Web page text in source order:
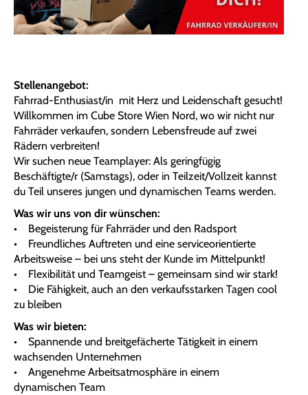
Stellenangebot:
Fahrrad-Enthusiast/in mit Herz und Leidenschaft gesucht!
Willkommen im Cube Store Wien Nord, wo wir nicht nur
Fahrräder verkaufen, sondern Lebensfreude auf zwei
Rädern verbreiten!
Wir suchen neue Teamplayer: Als geringfügig
Beschäftigte/r (Samstags), oder in Teilzeit/Vollzeit kannst
du Teil unseres jungen und dynamischen Teams werden.
Was wir uns von dir wünschen:
• Begeisterung für Fahrräder und den Radsport
• Freundliches Auftreten und eine serviceorientierte
Arbeitsweise – bei uns steht der Kunde im Mittelpunkt!
• Flexibilität und Teamgeist – gemeinsam sind wir stark!
• Die Fähigkeit, auch an den verkaufsstarken Tagen cool
zu bleiben
Was wir bieten:
• Spannende und breitgefächerte Tätigkeit in einem
wachsenden Unternehmen
• Angenehme Arbeitsatmosphäre in einem
dynamischen Team